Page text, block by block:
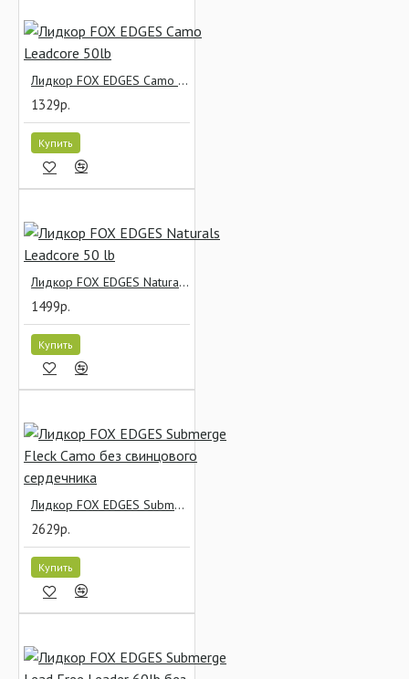
Лидкор FOX EDGES Camo Leadcore 50lb
1329р.
Купить
Лидкор FOX EDGES Naturals Leadcore 50 lb
1499р.
Купить
Лидкор FOX EDGES Submerge Fleck Camo без свинцового сердечника
2629р.
Купить